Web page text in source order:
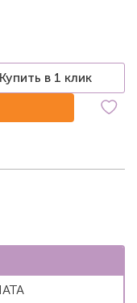
Купить в 1 клик